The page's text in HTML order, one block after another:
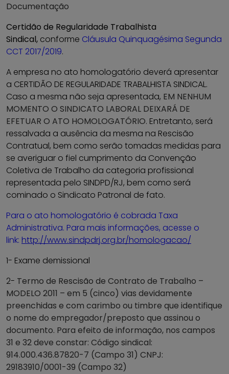
Documentação
Certidão de Regularidade Trabalhista
Sindical, conforme Cláusula Quinquagésima Segunda
CCT 2017/2019.
A empresa no ato homologatório deverá apresentar
a CERTIDÃO DE REGULARIDADE TRABALHISTA SINDICAL.
Caso a mesma não seja apresentada, EM NENHUM
MOMENTO O SINDICATO LABORAL DEIXARÁ DE
EFETUAR O ATO HOMOLOGATÓRIO. Entretanto, será
ressalvada a ausência da mesma na Rescisão
Contratual, bem como serão tomadas medidas para
se averiguar o fiel cumprimento da Convenção
Coletiva de Trabalho da categoria profissional
representada pelo SINDPD/RJ, bem como será
cominado o Sindicato Patronal de fato.
Para o ato homologatório é cobrada Taxa
Administrativa. Para mais informações, acesse o
link: http://www.sindpdrj.org.br/homologacao/
1- Exame demissional
2- Termo de Rescisão de Contrato de Trabalho –
MODELO 2011 – em 5 (cinco) vias devidamente
preenchidas e com carimbo ou timbre que identifique
o nome do empregador/preposto que assinou o
documento. Para efeito de informação, nos campos
31 e 32 deve constar: Código sindical:
914.000.436.87820-7 (Campo 31) CNPJ:
29183910/0001-39 (Campo 32)